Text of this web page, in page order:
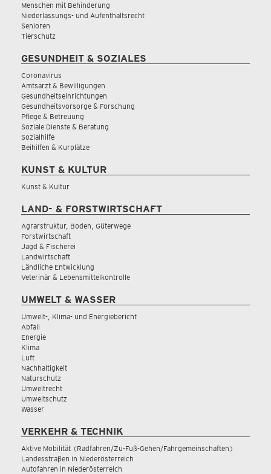
Menschen mit Behinderung
Niederlassungs- und Aufenthaltsrecht
Senioren
Tierschutz
GESUNDHEIT & SOZIALES
Coronavirus
Amtsarzt & Bewilligungen
Gesundheitseinrichtungen
Gesundheitsvorsorge & Forschung
Pflege & Betreuung
Soziale Dienste & Beratung
Sozialhilfe
Beihilfen & Kurplätze
KUNST & KULTUR
Kunst & Kultur
LAND- & FORSTWIRTSCHAFT
Agrarstruktur, Boden, Güterwege
Forstwirtschaft
Jagd & Fischerei
Landwirtschaft
Ländliche Entwicklung
Veterinär & Lebensmittelkontrolle
UMWELT & WASSER
Umwelt-, Klima- und Energiebericht
Abfall
Energie
Klima
Luft
Nachhaltigkeit
Naturschutz
Umweltrecht
Umweltschutz
Wasser
VERKEHR & TECHNIK
Aktive Mobilität (Radfahren/Zu-Fuß-Gehen/Fahrgemeinschaften)
Landesstraßen in Niederösterreich
Autofahren in Niederösterreich